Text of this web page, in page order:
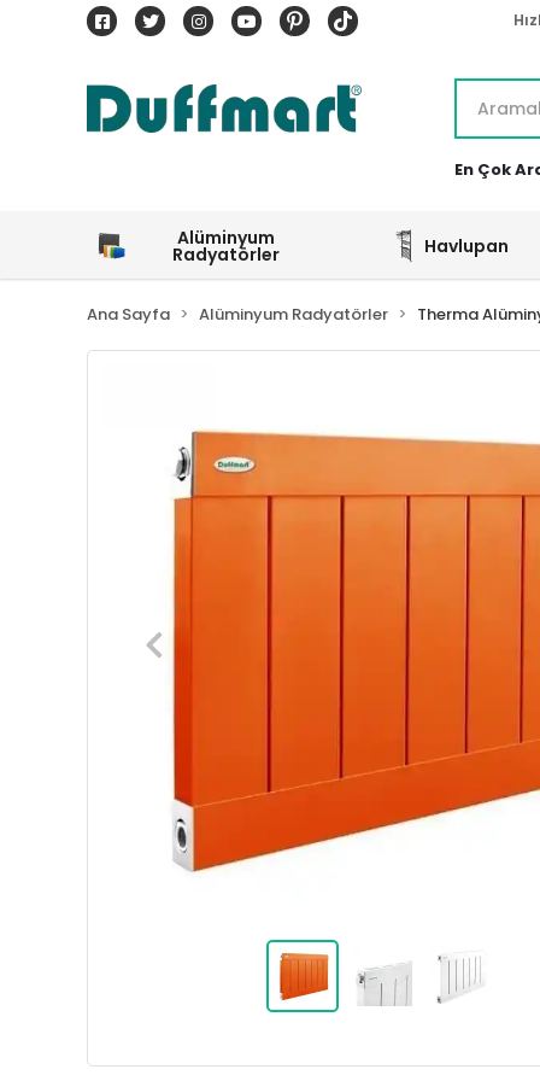
En Çok
Alüminyum
Radyatörler Havlupan
Ana Sayfa Alüminyum Radyatörler Therma